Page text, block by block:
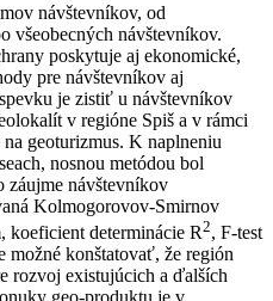
návštevníkov, od
všeobecných návštevníkov.
poskytuje aj ekonomické,
pre návštevníkov aj
je zistiť u návštevníkov
v regióne Spiš a v rámci
geoturizmus. K naplneniu
nosnou metódou bol
záujme návštevníkov
Kolmogorovov-Smirnov
koeficient determinácie R2, F-test
konštatovať, že región
rozvoj existujúcich a ďalších
geo-produktu je v